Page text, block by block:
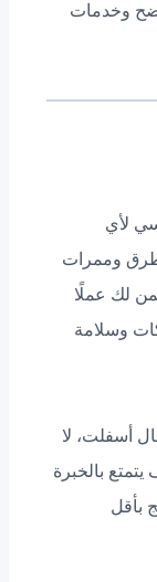
وخدمات
لأي
طرق وممرات
لك عملًا
وسلامة
أسفلت، لا
بالخبرة
بأقل